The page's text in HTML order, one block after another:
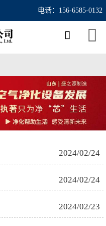
电话：156-6585-0132
2024/02/24
2024/02/24
2024/02/23